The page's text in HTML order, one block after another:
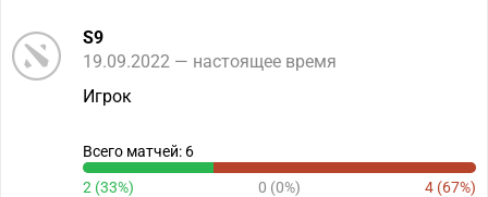
S9
19.09.2022 — настоящее время
Игрок
Всего матчей: 6
2 (33%) 0 (0%) 4 (67%)